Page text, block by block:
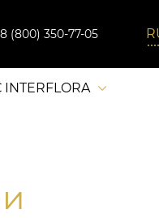
8 (800) 350-77-05